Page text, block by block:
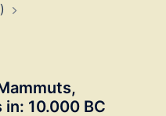
10.000 BC